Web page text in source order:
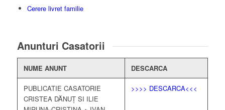
Cerere livret familie
Anunturi Casatorii
NUME ANUNT DESCARCA
PUBLICATIE CASATORIE
CRISTEA DĂNUȚ SI ILIE
>>>> DESCARCA<<<